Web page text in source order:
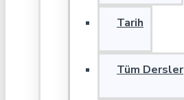
Tarih
Tüm Dersler